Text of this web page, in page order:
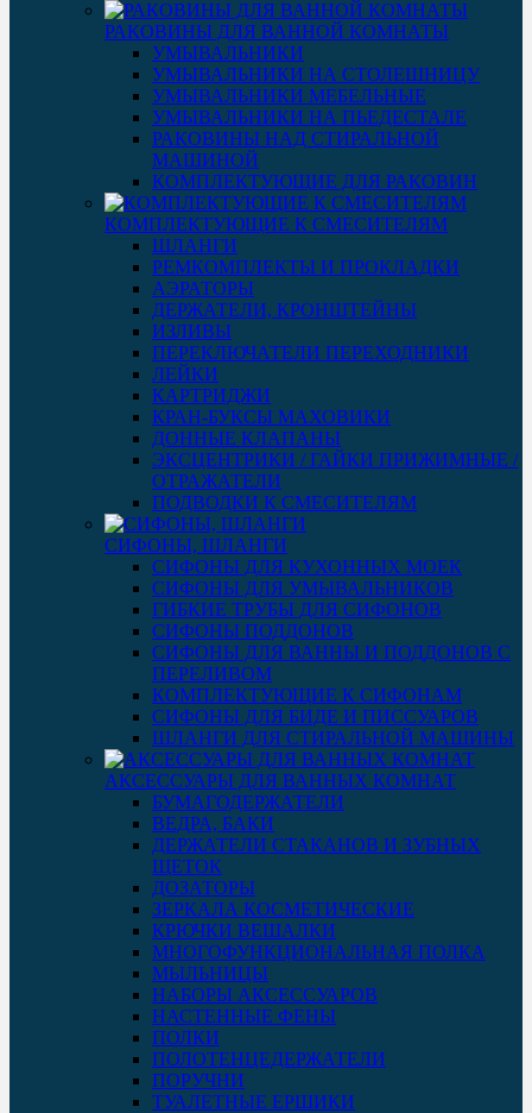
РАКОВИНЫ ДЛЯ ВАННОЙ КОМНАТЫ
УМЫВАЛЬНИКИ
УМЫВАЛЬНИКИ НА СТОЛЕШНИЦУ
УМЫВАЛЬНИКИ МЕБЕЛЬНЫЕ
УМЫВАЛЬНИКИ НА ПЬЕДЕСТАЛЕ
РАКОВИНЫ НАД СТИРАЛЬНОЙ
МАШИНОЙ
КОМПЛЕКТУЮЩИЕ ДЛЯ РАКОВИН
КОМПЛЕКТУЮЩИЕ К СМЕСИТЕЛЯМ
ШЛАНГИ
РЕМКОМПЛЕКТЫ И ПРОКЛАДКИ
АЭРАТОРЫ
ДЕРЖАТЕЛИ, КРОНШТЕЙНЫ
ИЗЛИВЫ
ПЕРЕКЛЮЧАТЕЛИ ПЕРЕХОДНИКИ
ЛЕЙКИ
КАРТРИДЖИ
КРАН-БУКСЫ МАХОВИКИ
ДОННЫЕ КЛАПАНЫ
ЭКСЦЕНТРИКИ / ГАЙКИ ПРИЖИМНЫЕ /
ОТРАЖАТЕЛИ
ПОДВОДКИ К СМЕСИТЕЛЯМ
СИФОНЫ, ШЛАНГИ
СИФОНЫ ДЛЯ КУХОННЫХ МОЕК
СИФОНЫ ДЛЯ УМЫВАЛЬНИКОВ
ГИБКИЕ ТРУБЫ ДЛЯ СИФОНОВ
СИФОНЫ ПОДДОНОВ
СИФОНЫ ДЛЯ ВАННЫ И ПОДДОНОВ С
ПЕРЕЛИВОМ
КОМПЛЕКТУЮЩИЕ К СИФОНАМ
СИФОНЫ ДЛЯ БИДЕ И ПИССУАРОВ
ШЛАНГИ ДЛЯ СТИРАЛЬНОЙ МАШИНЫ
АКСЕССУАРЫ ДЛЯ ВАННЫХ КОМНАТ
БУМАГОДЕРЖАТЕЛИ
ВЕДРА, БАКИ
ДЕРЖАТЕЛИ СТАКАНОВ И ЗУБНЫХ
ЩЕТОК
ДОЗАТОРЫ
ЗЕРКАЛА КОСМЕТИЧЕСКИЕ
КРЮЧКИ ВЕШАЛКИ
МНОГОФУНКЦИОНАЛЬНАЯ ПОЛКА
МЫЛЬНИЦЫ
НАБОРЫ АКСЕССУАРОВ
НАСТЕННЫЕ ФЕНЫ
ПОЛКИ
ПОЛОТЕНЦЕДЕРЖАТЕЛИ
ПОРУЧНИ
ТУАЛЕТНЫЕ ЕРШИКИ